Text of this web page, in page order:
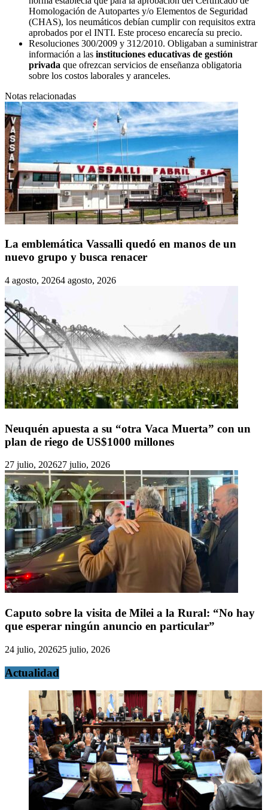
Homologación de Autopartes y/o Elementos de Seguridad
(CHAS), los neumáticos debían cumplir con requisitos extra
aprobados por el INTI. Este proceso encarecía su precio.
Resoluciones 300/2009 y 312/2010. Obligaban a suministrar
información a las instituciones educativas de gestión
privada que ofrezcan servicios de enseñanza obligatoria
sobre los costos laborales y aranceles.
Notas relacionadas
La emblemática Vassalli quedó en manos de un
nuevo grupo y busca renacer
4 agosto, 20264 agosto, 2026
Neuquén apuesta a su “otra Vaca Muerta” con un
plan de riego de US$1000 millones
27 julio, 202627 julio, 2026
Caputo sobre la visita de Milei a la Rural: “No hay
que esperar ningún anuncio en particular”
24 julio, 202625 julio, 2026
Actualidad